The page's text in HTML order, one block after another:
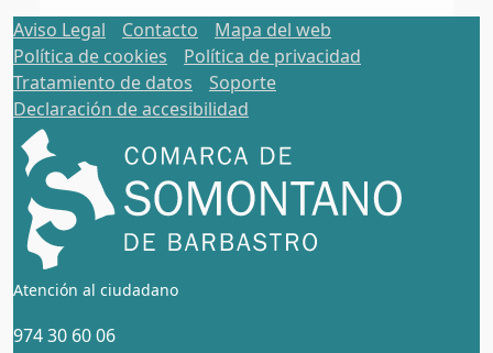
Aviso Legal Contacto
Mapa del web
Política de cookies
Política de privacidad
Tratamiento de datos
Soporte
Declaración de accesibilidad
Atención al ciudadano
974 30 60 06